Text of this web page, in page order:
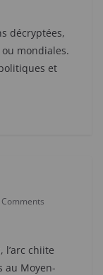
décryptées,
mondiales.
et
l’arc chiite
au Moyen-